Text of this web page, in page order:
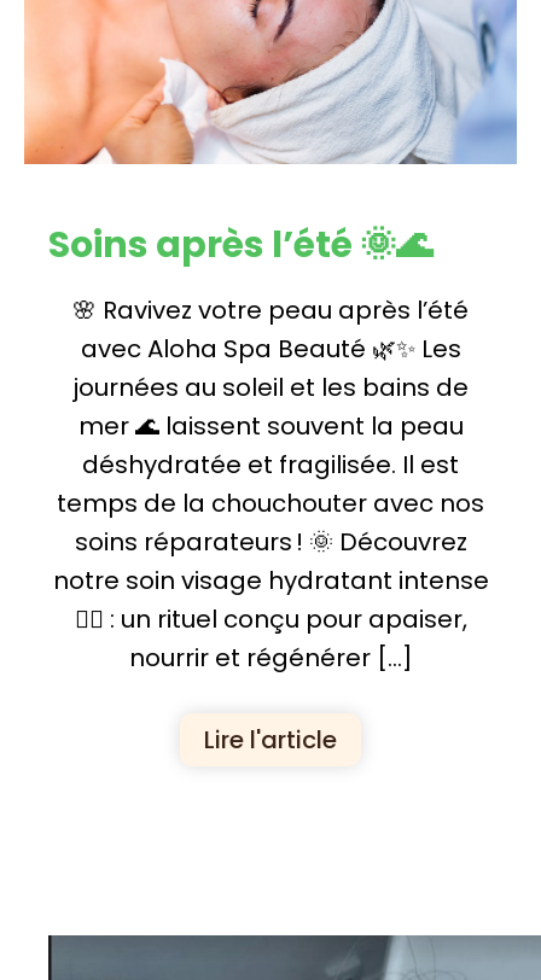
Soins après l’été 🌞🌊
🌸 Ravivez votre peau après l’été
avec Aloha Spa Beauté 🌿✨ Les
journées au soleil et les bains de
mer 🌊 laissent souvent la peau
déshydratée et fragilisée. Il est
temps de la chouchouter avec nos
soins réparateurs ! 🌞 Découvrez
notre soin visage hydratant intense
💆‍♀️ : un rituel conçu pour apaiser,
nourrir et régénérer […]
Lire l'article